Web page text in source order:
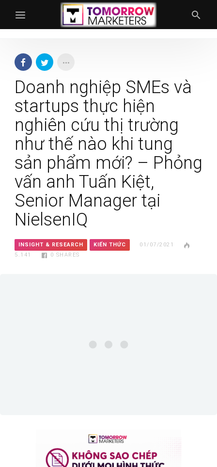
Doanh nghiệp SMEs và
startups thực hiện
nghiên cứu thị trường
như thế nào khi tung
sản phẩm mới? – Phỏng
vấn anh Tuấn Kiệt,
Senior Manager tại
NielsenIQ
INSIGHT & RESEARCH KIẾN THỨC
01/07/2021
5.141
0 SHARES